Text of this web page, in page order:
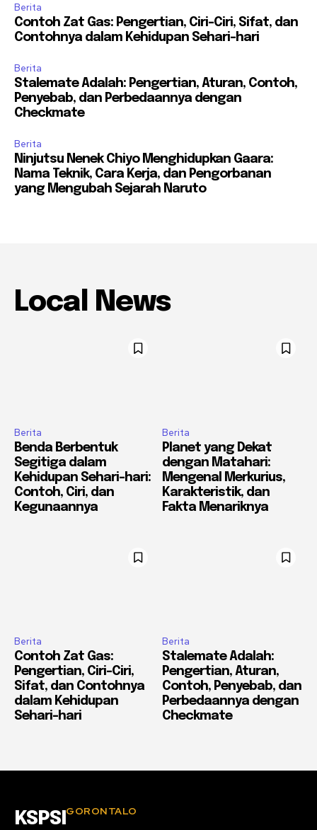
Berita
Contoh Zat Gas: Pengertian, Ciri-Ciri, Sifat, dan
Contohnya dalam Kehidupan Sehari-hari
Berita
Stalemate Adalah: Pengertian, Aturan, Contoh,
Penyebab, dan Perbedaannya dengan
Checkmate
Berita
Ninjutsu Nenek Chiyo Menghidupkan Gaara:
Nama Teknik, Cara Kerja, dan Pengorbanan
yang Mengubah Sejarah Naruto
Local News
Berita
Benda Berbentuk
Segitiga dalam
Kehidupan Sehari-hari:
Contoh, Ciri, dan
Kegunaannya
Berita
Planet yang Dekat
dengan Matahari:
Mengenal Merkurius,
Karakteristik, dan
Fakta Menariknya
Berita
Contoh Zat Gas:
Pengertian, Ciri-Ciri,
Sifat, dan Contohnya
dalam Kehidupan
Sehari-hari
Berita
Stalemate Adalah:
Pengertian, Aturan,
Contoh, Penyebab, dan
Perbedaannya dengan
Checkmate
KSPSI GORONTALO